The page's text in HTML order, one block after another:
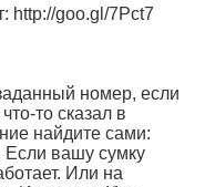
http://goo.gl/7Pct7
номер, если
то сказал в
найдите сами:
Если вашу сумку
Или на